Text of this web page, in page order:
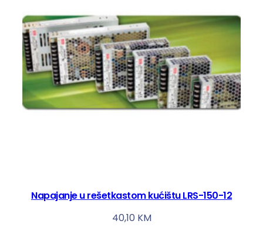
Napajanje u rešetkastom kućištu LRS-150-12
40,10 KM